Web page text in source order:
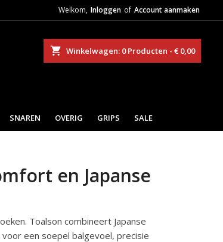
Welkom, Inloggen of Account aanmaken
Winkelwagen 0 Producten - € 0,00
SNAREN OVERIG GRIPS SALE
en Japanse
Toalson combineert Japanse
een soepel balgevoel, precisie